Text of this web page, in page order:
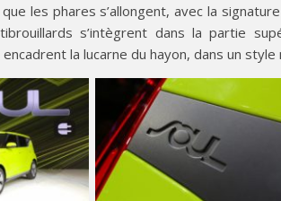
les phares s’allongent, avec la
s’intègrent dans la partie
la lucarne du hayon, dans un